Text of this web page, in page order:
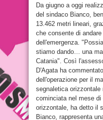
Da giugno a oggi
del sindaco Bianco,
13.462 metri lineari,
che consente di
dell'emergenza.
stiamo dando… una
Catania". Così
D'Agata ha
dell'operazione per il
segnaletica
cominciata nel mese
orizzontale, ha detto il
Bianco, rappresenta